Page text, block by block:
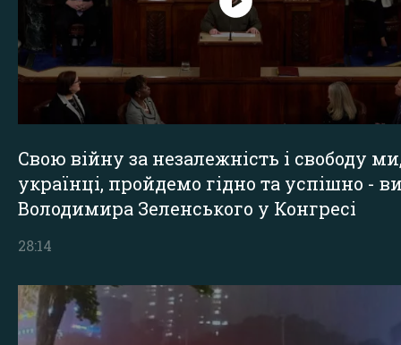
Свою війну за незалежність і свободу
українці, пройдемо гідно та успішно -
Володимира Зеленського у Конгресі
28:14